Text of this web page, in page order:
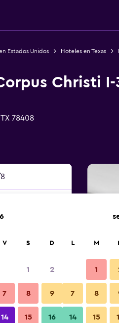
Estados Unidos Hoteles en Texas
Christi
78408
por noche
V S D
1 2
7 8 9
14 15 16
L M
1
7 8
14 15